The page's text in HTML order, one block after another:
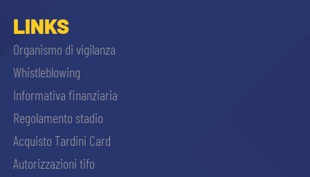
LINKS
Organismo di vigilanza
Whistleblowing
Informativa finanziaria
Regolamento stadio
Acquisto Tardini Card
Autorizzazioni tifo